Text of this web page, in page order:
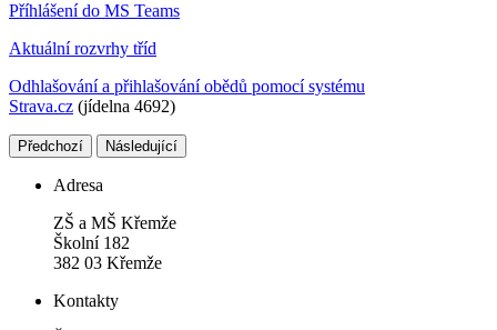
Příhlášení do MS Teams
Aktuální rozvrhy tříd
Odhlašování a přihlašování obědů pomocí systému
Strava.cz (jídelna 4692)
Předchozí Následující
Adresa
ZŠ a MŠ Křemže
Školní 182
382 03 Křemže
Kontakty